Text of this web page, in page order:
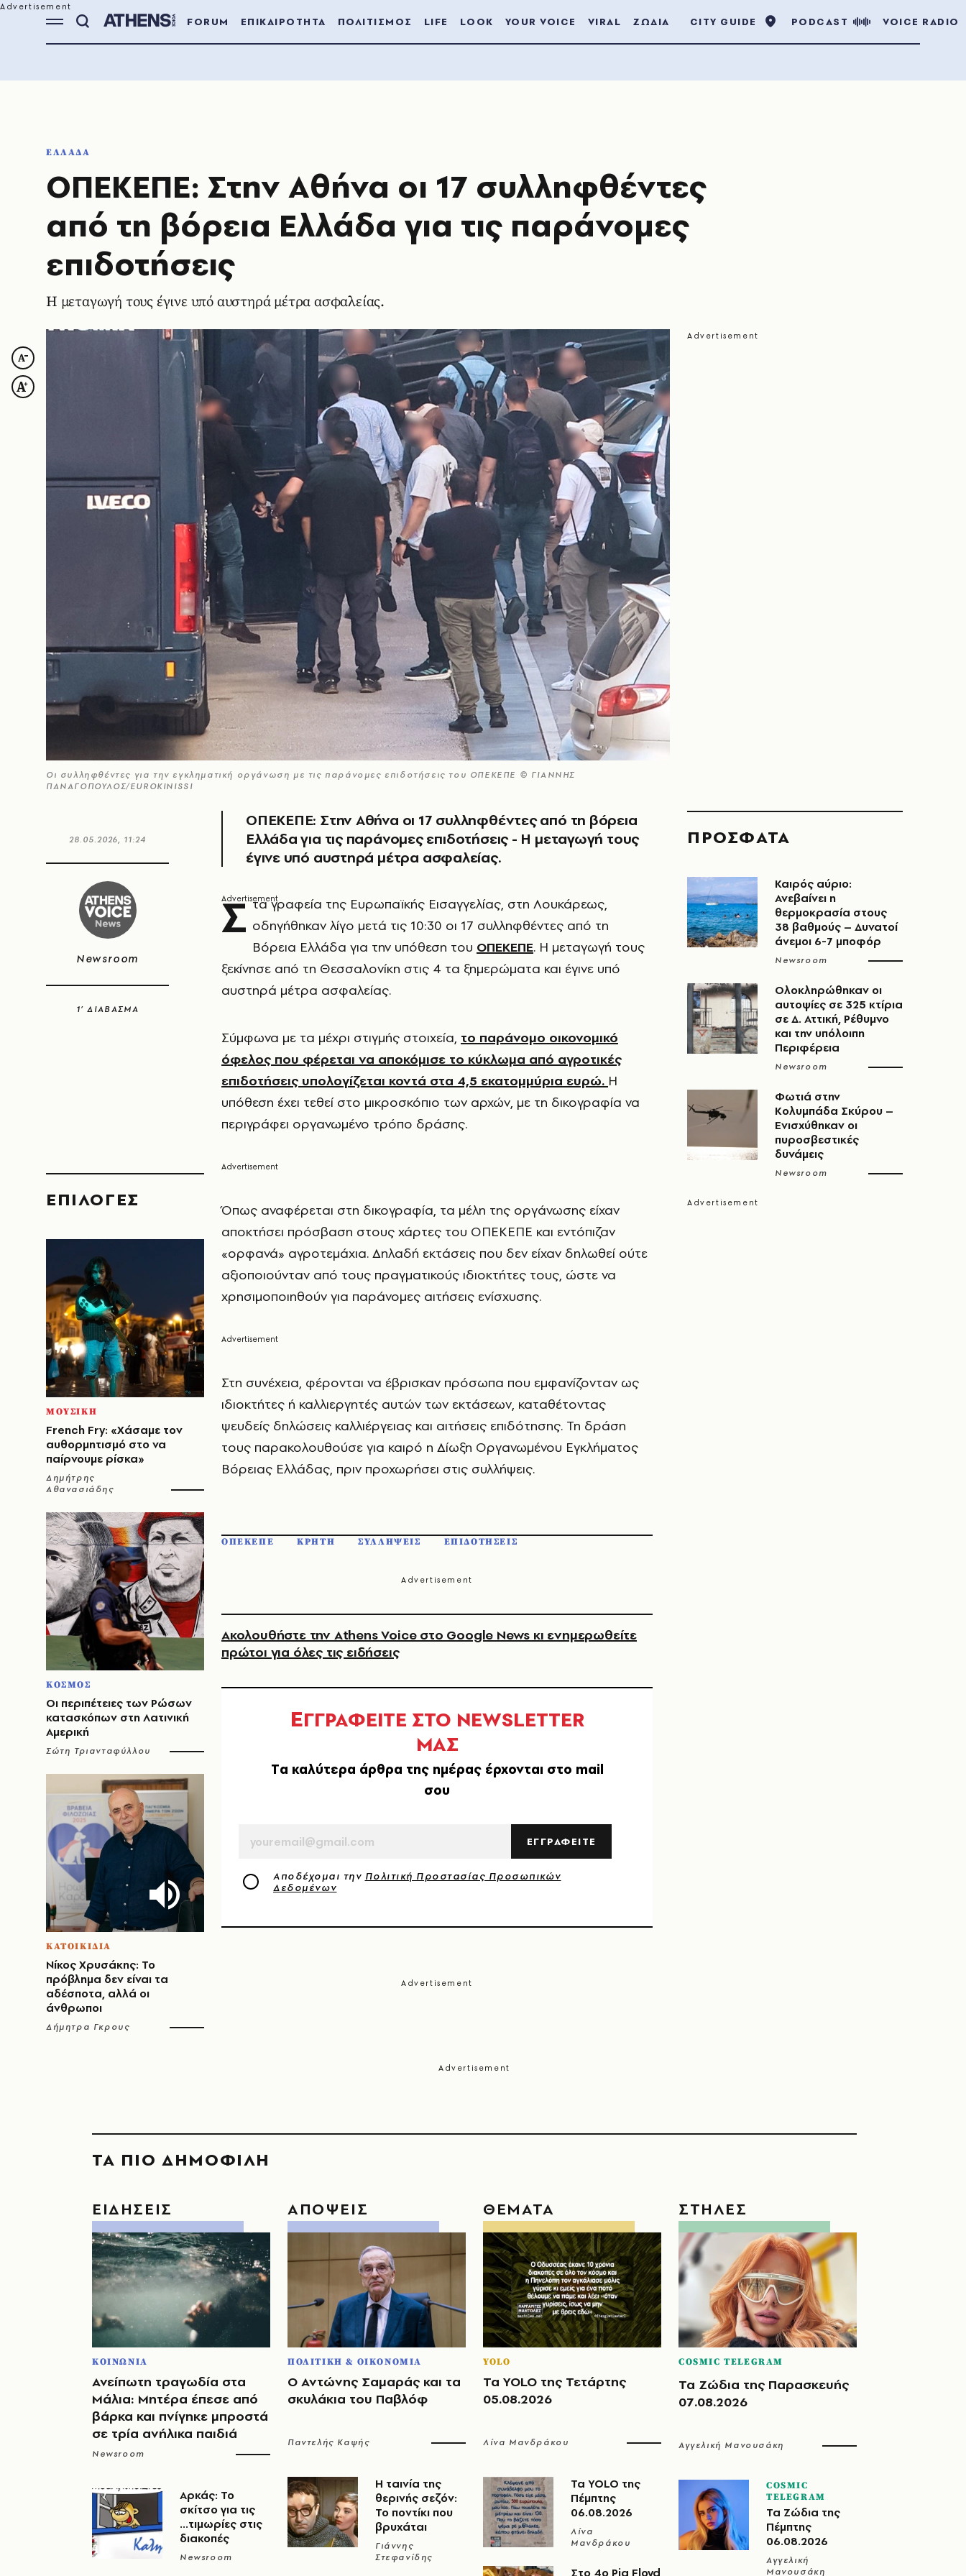
FORUM ΕΠΙΚΑΙΡΟΤΗΤΑ ΠΟΛΙΤΙΣΜΟΣ LIFE LOOK YOUR VOICE VIRAL ΖΩΔΙΑ CITY GUIDE PODCAST VOICE RADIO
ΕΛΛΑΔΑ
ΟΠΕΚΕΠΕ: Στην Αθήνα οι 17 συλληφθέντες
από τη βόρεια Ελλάδα για τις παράνομες
επιδοτήσεις
Η μεταγωγή τους έγινε υπό αυστηρά μέτρα ασφαλείας.
Οι συλληφθέντες για την εγκληματική οργάνωση με τις παράνομες επιδοτήσεις του ΟΠΕΚΕΠΕ © ΓΙΑΝΝΗΣ
ΠΑΝΑΓΟΠΟΥΛΟΣ/EUROKINISSI
28.05.2026, 11:24
Newsroom
1’ ΔΙΑΒΑΣΜΑ
EΠΙΛΟΓΈΣ
ΜΟΥΣΙΚΗ
French Fry: «Χάσαμε τον
αυθορμητισμό στο να
παίρνουμε ρίσκα»
Δημήτρης
Αθανασιάδης
ΚΟΣΜΟΣ
Οι περιπέτειες των Ρώσων
κατασκόπων στη Λατινική
Αμερική
Σώτη Τριανταφύλλου
ΚΑΤΟΙΚΙΔΙΑ
Νίκος Χρυσάκης: Το
πρόβλημα δεν είναι τα
αδέσποτα, αλλά οι
άνθρωποι
Δήμητρα Γκρους
ΟΠΕΚΕΠΕ: Στην Αθήνα οι 17 συλληφθέντες από τη βόρεια
Ελλάδα για τις παράνομες επιδοτήσεις - Η μεταγωγή τους
έγινε υπό αυστηρά μέτρα ασφαλείας.
Σ τα γραφεία της Ευρωπαϊκής Εισαγγελίας, στη Λουκάρεως,
οδηγήθηκαν λίγο μετά τις 10:30 οι 17 συλληφθέντες από τη
Βόρεια Ελλάδα για την υπόθεση του ΟΠΕΚΕΠΕ. Η μεταγωγή τους
ξεκίνησε από τη Θεσσαλονίκη στις 4 τα ξημερώματα και έγινε υπό
αυστηρά μέτρα ασφαλείας.
Σύμφωνα με τα μέχρι στιγμής στοιχεία, το παράνομο οικονομικό
όφελος που φέρεται να αποκόμισε το κύκλωμα από αγροτικές
επιδοτήσεις υπολογίζεται κοντά στα 4,5 εκατομμύρια ευρώ. Η
υπόθεση έχει τεθεί στο μικροσκόπιο των αρχών, με τη δικογραφία να
περιγράφει οργανωμένο τρόπο δράσης.
Όπως αναφέρεται στη δικογραφία, τα μέλη της οργάνωσης είχαν
αποκτήσει πρόσβαση στους χάρτες του ΟΠΕΚΕΠΕ και εντόπιζαν
«ορφανά» αγροτεμάχια. Δηλαδή εκτάσεις που δεν είχαν δηλωθεί ούτε
αξιοποιούνταν από τους πραγματικούς ιδιοκτήτες τους, ώστε να
χρησιμοποιηθούν για παράνομες αιτήσεις ενίσχυσης.
Στη συνέχεια, φέρονται να έβρισκαν πρόσωπα που εμφανίζονταν ως
ιδιοκτήτες ή καλλιεργητές αυτών των εκτάσεων, καταθέτοντας
ψευδείς δηλώσεις καλλιέργειας και αιτήσεις επιδότησης. Τη δράση
τους παρακολουθούσε για καιρό η Δίωξη Οργανωμένου Εγκλήματος
Βόρειας Ελλάδας, πριν προχωρήσει στις συλλήψεις.
ΟΠΕΚΕΠΕ ΚΡΗΤΗ ΣΥΛΛΗΨΕΙΣ ΕΠΙΔΟΤΗΣΕΙΣ
Ακολουθήστε την Athens Voice στο Google News κι ενημερωθείτε
πρώτοι για όλες τις ειδήσεις
ΕΓΓΡΑΦΕΙΤΕ ΣΤΟ NEWSLETTER
ΜΑΣ
Tα καλύτερα άρθρα της ημέρας έρχονται στο mail
σου
ΕΓΓΡΑΦΕΙΤΕ
Αποδέχομαι την Πολιτική Προστασίας Προσωπικών
Δεδομένων
ΠΡΟΣΦΑΤΑ
Καιρός αύριο:
Ανεβαίνει η
θερμοκρασία στους
38 βαθμούς – Δυνατοί
άνεμοι 6-7 μποφόρ
Newsroom
Ολοκληρώθηκαν οι
αυτοψίες σε 325 κτίρια
σε Δ. Αττική, Ρέθυμνο
και την υπόλοιπη
Περιφέρεια
Newsroom
Φωτιά στην
Κολυμπάδα Σκύρου –
Ενισχύθηκαν οι
πυροσβεστικές
δυνάμεις
Newsroom
ΤΑ ΠΙΟ ΔΗΜΟΦΙΛΗ
ΕΙΔΗΣΕΙΣ
ΚΟΙΝΩΝΙΑ
Ανείπωτη τραγωδία στα
Μάλια: Μητέρα έπεσε από
βάρκα και πνίγηκε μπροστά
σε τρία ανήλικα παιδιά
Newsroom
Αρκάς: Το
σκίτσο για τις
...τιμωρίες στις
διακοπές
Newsroom
ΑΠΟΨΕΙΣ
ΠΟΛΙΤΙΚΗ & ΟΙΚΟΝΟΜΙΑ
Ο Αντώνης Σαμαράς και τα
σκυλάκια του Παβλόφ
Παντελής Καψής
Η ταινία της
θερινής σεζόν:
Το ποντίκι που
βρυχάται
Γιάννης
Στεφανίδης
ΘΕΜΑΤΑ
YOLO
Τα YOLO της Τετάρτης
05.08.2026
Λίνα Μανδράκου
Τα YOLO της
Πέμπτης
06.08.2026
Λίνα
Μανδράκου
Στο 4ο Pig Floyd
ΣΤΗΛΕΣ
COSMIC TELEGRAM
Τα Ζώδια της Παρασκευής
07.08.2026
Αγγελική Μανουσάκη
COSMIC
TELEGRAM
Τα Ζώδια της
Πέμπτης
06.08.2026
Αγγελική
Μανουσάκη